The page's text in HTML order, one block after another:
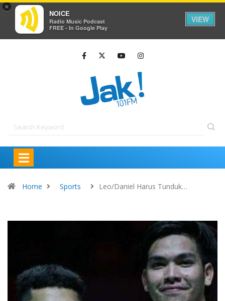
×
NOICE
Radio Music Podcast
FREE - In Google Play
VIEW
Home Sports Leo/Daniel Harus Tunduk…